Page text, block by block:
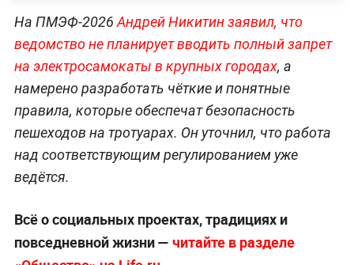
На ПМЭФ-2026Андрей Никитин заявил, что
ведомство не планирует вводить полный запрет
на электросамокаты в крупных городах, а
намерено разработать чёткие и понятные
правила, которые обеспечат безопасность
пешеходов на тротуарах. Он уточнил, что работа
над соответствующим регулированием уже
ведётся.
Всё о социальных проектах, традициях и
повседневной жизни — читайте в разделе